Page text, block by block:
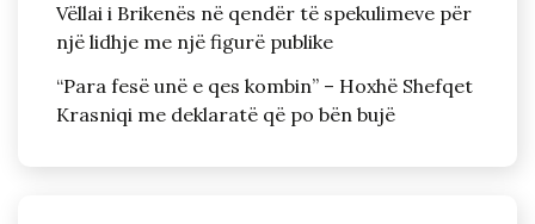
Vëllai i Brikenës në qendër të spekulimeve për
një lidhje me një figurë publike
“Para fesë unë e qes kombin” – Hoxhë Shefqet
Krasniqi me deklaratë që po bën bujë